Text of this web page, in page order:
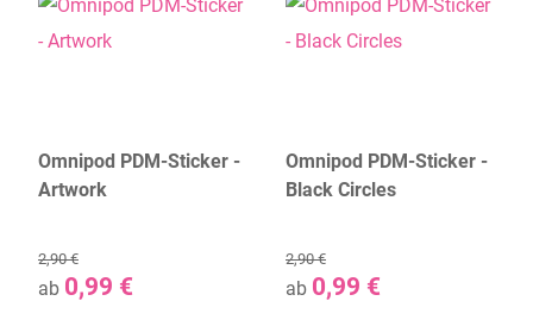
Omnipod PDM-Sticker -
Artwork
ab 0,99 €
2,90 €
Omnipod PDM-Sticker -
Black Circles
ab 0,99 €
2,90 €